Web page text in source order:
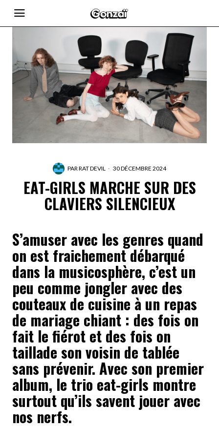
PAR RAT DEVIL 30 DÉCEMBRE 2024
EAT-GIRLS MARCHE SUR DES
CLAVIERS SILENCIEUX
S’amuser avec les genres quand
on est fraichement débarqué
dans la musicosphère, c’est un
peu comme jongler avec des
couteaux de cuisine à un repas
de mariage chiant : des fois on
fait le fiérot et des fois on
taillade son voisin de tablée
sans prévenir. Avec son premier
album, le trio eat-girls montre
surtout qu’ils savent jouer avec
nos nerfs.